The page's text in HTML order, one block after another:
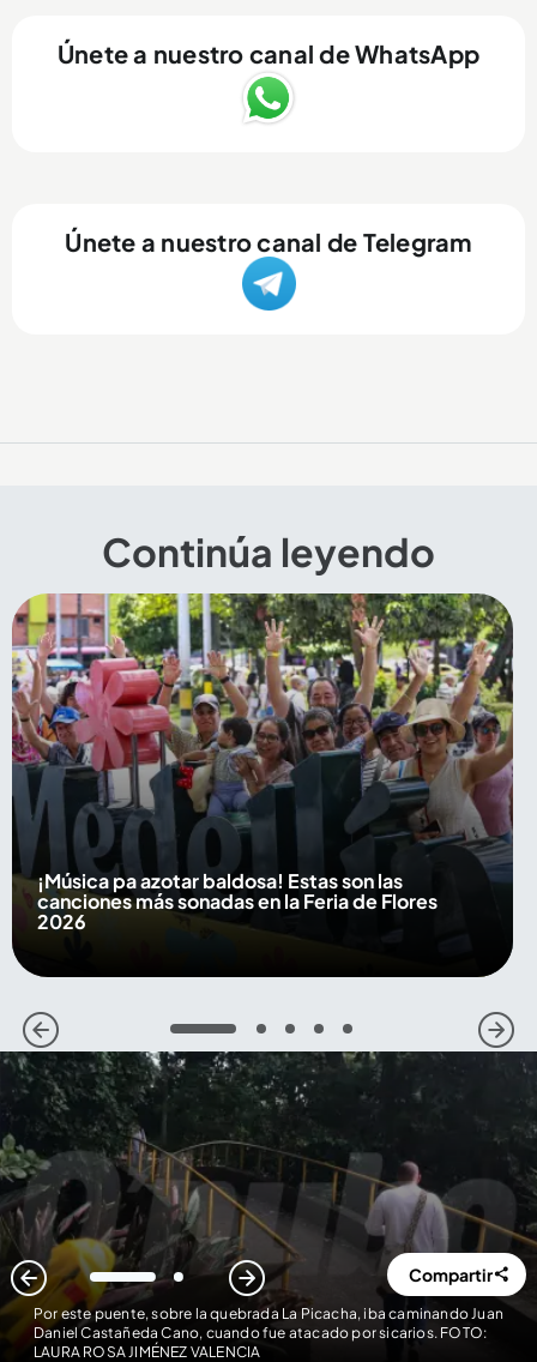
Únete a nuestro canal de WhatsApp
Únete a nuestro canal de Telegram
Continúa leyendo
¡Música pa azotar baldosa! Estas son las
canciones más sonadas en la Feria de Flores
2026
1 2 3 4 5
Por este puente, sobre la quebrada La Picacha, iba caminando Juan
Daniel Castañeda Cano, cuando fue atacado por sicarios. FOTO:
LAURA ROSA JIMÉNEZ VALENCIA
1 2 Compartir